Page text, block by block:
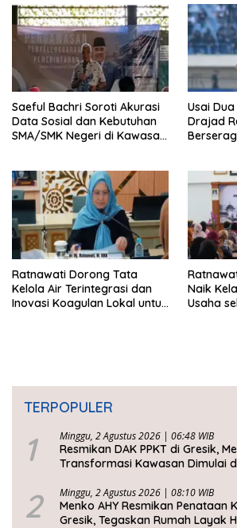
Saeful Bachri Soroti Akurasi
Data Sosial dan Kebutuhan
SMA/SMK Negeri di Kawasan
Usai
Drajad
Ratnawati Dorong Tata
Kelola Air Terintegrasi dan
Inovasi Koagulan Lokal untuk
Naik
Usaha
TERPOPULER
1 Minggu, 2 Agustus 2026 | 06:48 WIB
Resmikan DAK PPKT di Gresik,
Transformasi Kawasan Dimulai
2 Minggu, 2 Agustus 2026 | 08:10 WIB
Menko AHY Resmikan Penataan
Gresik, Tegaskan Rumah Layak